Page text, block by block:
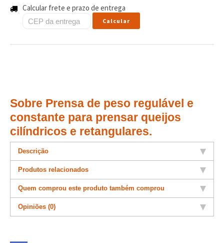
Calcular frete e prazo de entrega
Calcular
Sobre Prensa de peso regulável e
constante para prensar queijos
cilíndricos e retangulares.
Descrição
Produtos relacionados
Quem comprou este produto também comprou
Opiniões (0)